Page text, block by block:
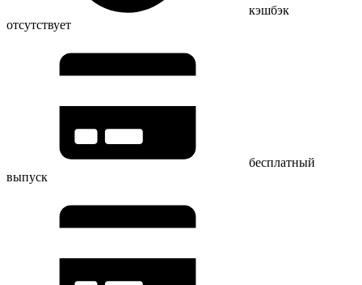
кэшбэк
отсутствует
бесплатный
выпуск